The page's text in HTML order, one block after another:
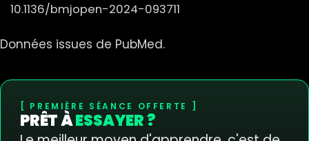
10.1136/bmjopen-2024-093711
Données issues de PubMed.
PREMIÈRE SÉANCE OFFERTE
PRÊT ÀESSAYER ?